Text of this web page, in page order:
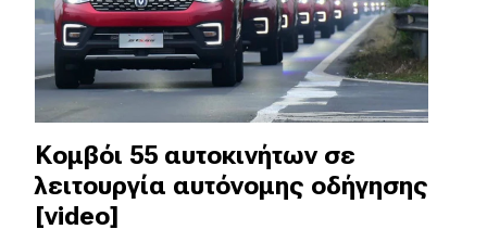
Κομβόι 55 αυτοκινήτων σε
λειτουργία αυτόνομης οδήγησης
[video]